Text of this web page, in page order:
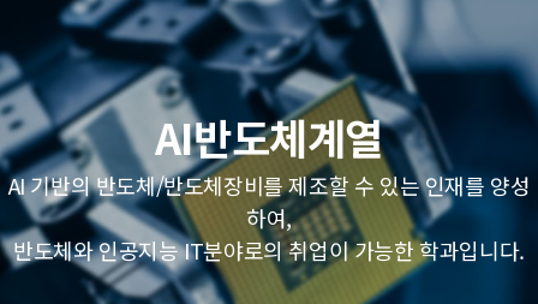
교수진
교육시설
학과활동
학과소식
학과동영상
AI반도체계열
AI 기반의 반도체/반도체장비를 제조할 수 있는 인재를 양성
하여,
반도체와 인공지능 IT분야로의 취업이 가능한 학과입니다.